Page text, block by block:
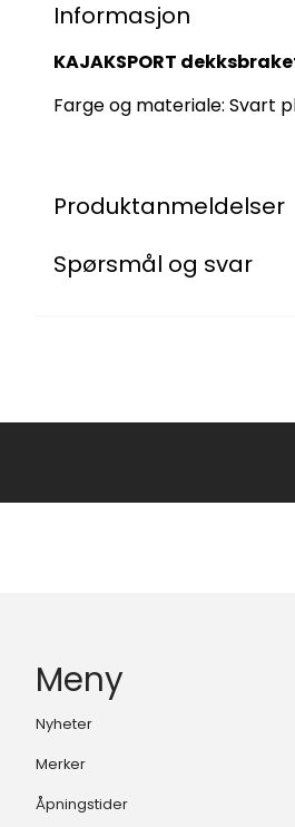
Informasjon
KAJAKSPORT
Farge og materiale: Svart
Produktanmeldelser
Spørsmål og svar
Meny
Nyheter
Merker
Åpningstider